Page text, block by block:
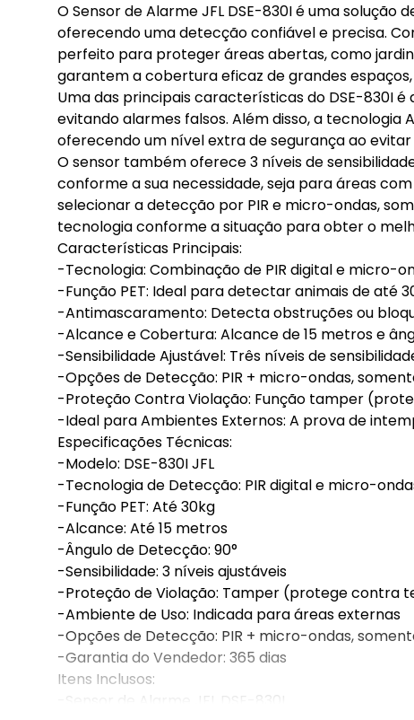
O Sensor de Alarme JFL DSE-830I é uma
oferecendo uma detecção confiável e precisa.
perfeito para proteger áreas abertas, como
garantem a cobertura eficaz de grandes
Uma das principais características do DSE-830I
evitando alarmes falsos. Além disso, a
oferecendo um nível extra de segurança ao
O sensor também oferece 3 níveis de
conforme a sua necessidade, seja para áreas
selecionar a detecção por PIR e micro-ondas,
tecnologia conforme a situação para obter o
Características Principais:
-Tecnologia: Combinação de PIR digital e micro-
-Função PET: Ideal para detectar animais de até
-Antimascaramento: Detecta obstruções ou
-Alcance e Cobertura: Alcance de 15 metros e
-Sensibilidade Ajustável: Três níveis de
-Opções de Detecção: PIR + micro-ondas,
-Proteção Contra Violação: Função tamper
-Ideal para Ambientes Externos: A prova de
Especificações Técnicas:
-Modelo: DSE-830I JFL
-Tecnologia de Detecção: PIR digital e micro-
-Função PET: Até 30kg
-Alcance: Até 15 metros
-Ângulo de Detecção: 90°
-Sensibilidade: 3 níveis ajustáveis
-Proteção de Violação: Tamper (protege contra
-Ambiente de Uso: Indicada para áreas externas
-Opções de Detecção: PIR + micro-ondas,
-Garantia do Vendedor: 365 dias
Itens Inclusos:
-Sensor de Alarme JFL DSE-830I